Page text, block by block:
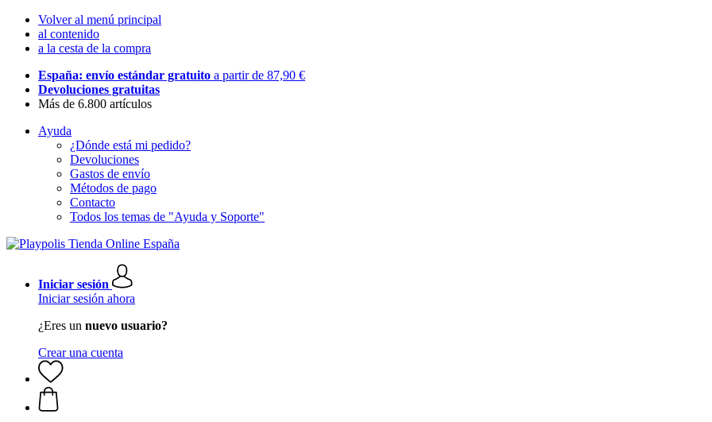
Volver al menú principal
al contenido
a la cesta de la compra
España: envío estándar gratuito a partir de 87,90 €
Devoluciones gratuitas
Más de 6.800 artículos
Ayuda
¿Dónde está mi pedido?
Devoluciones
Gastos de envío
Métodos de pago
Contacto
Todos los temas de "Ayuda y Soporte"
Iniciar sesión
Iniciar sesión ahora
¿Eres un nuevo usuario?
Crear una cuenta